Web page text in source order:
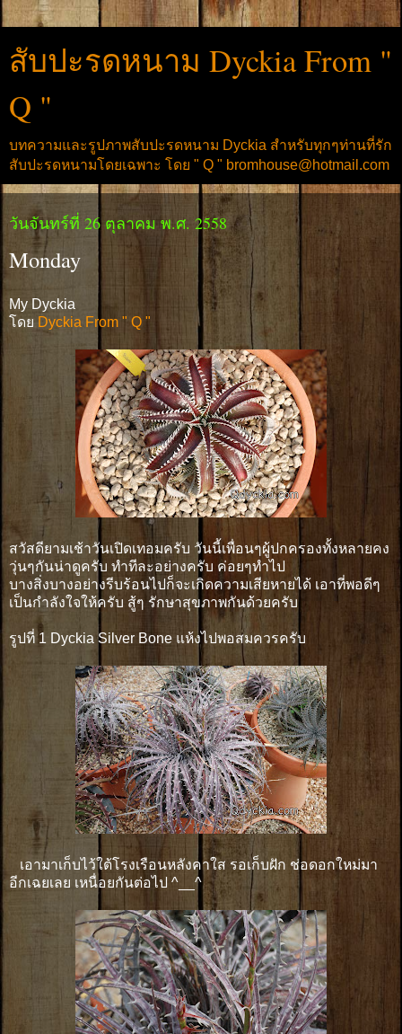
สับปะรดหนาม Dyckia From "
Q "
บทความและรูปภาพสับปะรดหนาม Dyckia สำหรับทุกๆท่านที่รัก
สับปะรดหนามโดยเฉพาะ โดย " Q " bromhouse@hotmail.com
วันจันทร์ที่ 26 ตุลาคม พ.ศ. 2558
Monday
My Dyckia
โดย Dyckia From " Q "
สวัสดียามเช้าวันเปิดเทอมครับ วันนี้เพื่อนๆผู้ปกครองทั้งหลายคง
วุ่นๆกันน่าดูครับ ทำทีละอย่างครับ ค่อยๆทำไป
บางสิ่งบางอย่างรีบร้อนไปก็จะเกิดความเสียหายได้ เอาที่พอดีๆ
เป็นกำลังใจให้ครับ สู้ๆ รักษาสุขภาพกันด้วยครับ
รูปที่ 1 Dyckia Silver Bone แห้งไปพอสมควรครับ
เอามาเก็บไว้ใต้โรงเรือนหลังคาใส รอเก็บฝัก ช่อดอกใหม่มา
อีกเฉยเลย เหนื่อยกันต่อไป ^__^